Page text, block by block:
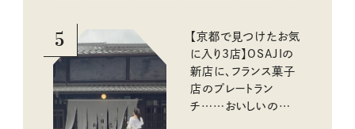
5
【京都で見つけたお気
に入り3店】OSAJIの
新店に、フランス菓子
店のプレートラン
チ……おいしいのんび